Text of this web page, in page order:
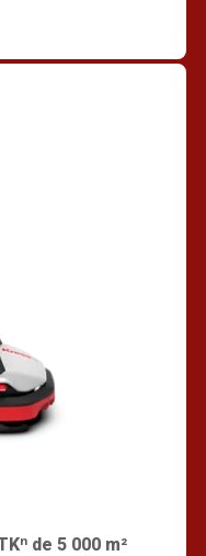
de 5 000 m²